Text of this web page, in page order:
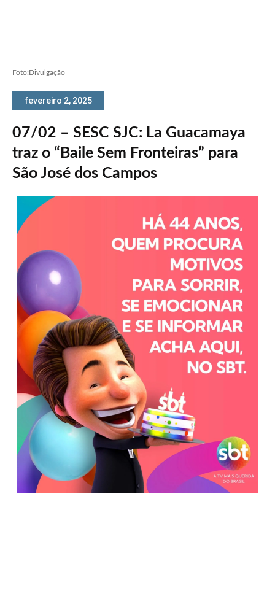
Foto:Divulgação
fevereiro 2, 2025
07/02 – SESC SJC: La Guacamaya
traz o “Baile Sem Fronteiras” para
São José dos Campos